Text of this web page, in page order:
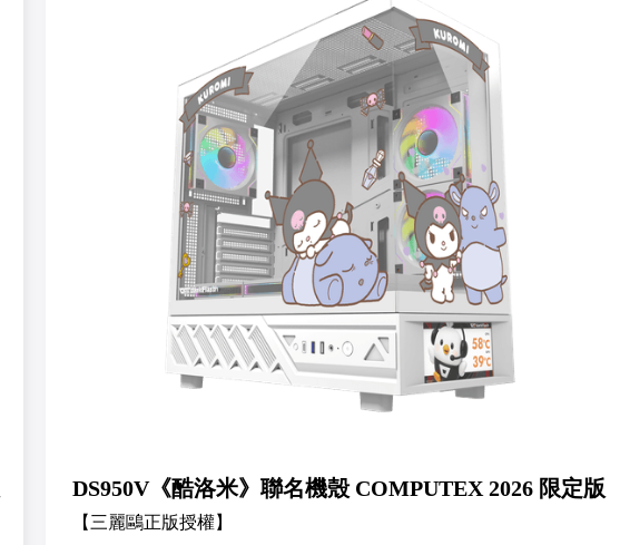
DS950V《酷洛米》聯名機殼 COMPUTEX 2026 限定版
【三麗鷗正版授權】